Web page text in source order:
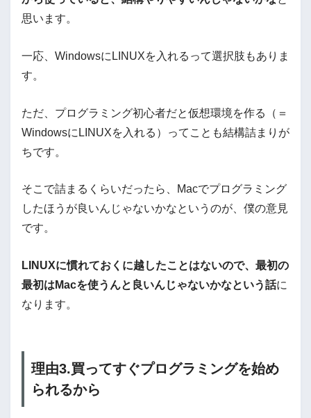
思います。
一応、WindowsにLINUXを入れるって選択肢もありま
す。
ただ、プログラミング初心者だと仮想環境を作る（＝
WindowsにLINUXを入れる）ってことも結構詰まりが
ちです。
そこで詰まるくらいだったら、Macでプログラミング
したほうが良いんじゃないかなというのが、僕の意見
です。
LINUXに慣れておくに越したことはないので、最初の
最初はMacを使うんと良いんじゃないかなという話に
なります。
理由3.買ってすぐプログラミングを始め
られるから